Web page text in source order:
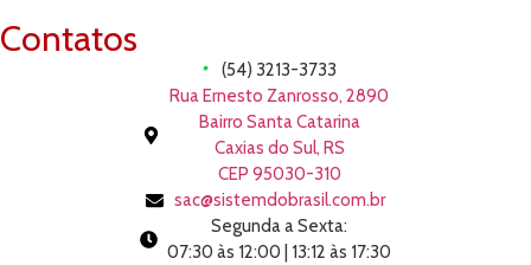
Contatos
(54) 3213-3733
Rua Ernesto Zanrosso, 2890
Bairro Santa Catarina
Caxias do Sul, RS
CEP 95030-310
sac@sistemdobrasil.com.br
Segunda a Sexta:
07:30 às 12:00 | 13:12 às 17:30